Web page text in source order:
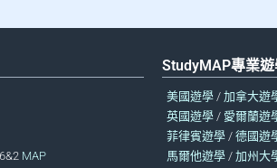
MAP
StudyMAP專業
美國遊學/ 加拿大遊
英國遊學/ 愛爾蘭遊
菲律賓遊學/ 德國遊
馬爾他遊學/ 加州大